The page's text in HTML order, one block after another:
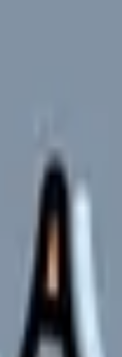
ています。
となります。